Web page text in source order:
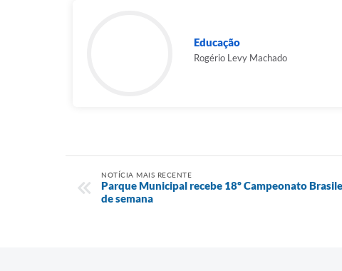
Educação
Rogério Levy Machado
NOTÍCIA MAIS RECENTE
Parque Municipal recebe 18º Campeonato
de semana